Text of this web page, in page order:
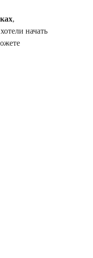
,
начать